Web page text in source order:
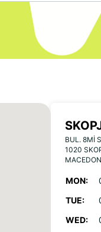
BUL. 8MI
1020
MON:
TUE:
WED: